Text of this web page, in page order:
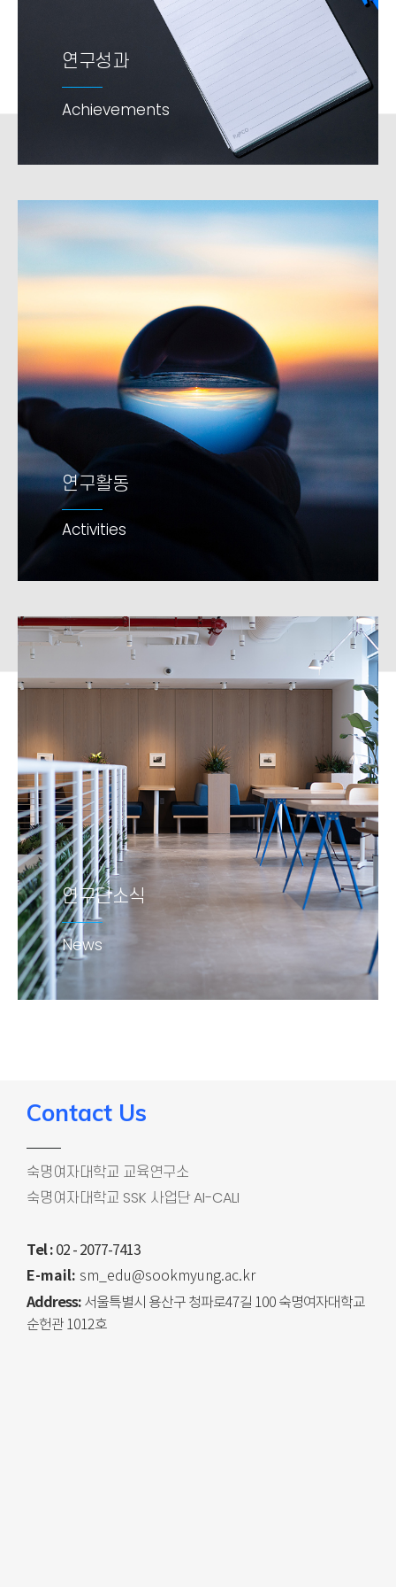
연구성과
Achievements
연구성과
Achievements
연구활동
Activities
add
연구활동
Activities
연구단소식
News
add
연구단소식
News
Contact Us
숙명여자대학교 교육연구소
숙명여자대학교 SSK 사업단 AI-CALI
Tel : 02 - 2077-7413
E-mail: sm_edu@sookmyung.ac.kr
Address: 서울특별시 용산구 청파로47길 100 숙명여자대학교
순헌관 1012호